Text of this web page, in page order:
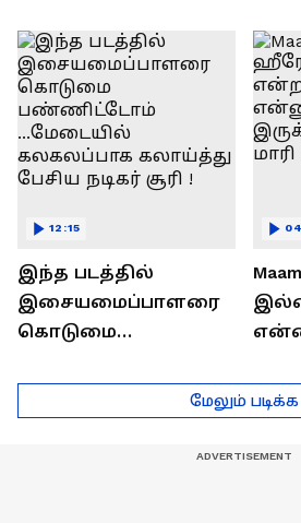
ரொக்கம் எவ்வளவு
தெரியுமா?
இந்த படத்தில்
இசையமைப்பாளரை
கொடுமை
...மேடையில்
கலகலப்பாக
12:15
மேலும் படிக்க